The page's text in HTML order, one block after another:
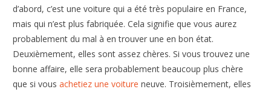
d’abord, c’est une voiture qui a été très populaire en France,
mais qui n’est plus fabriquée. Cela signifie que vous aurez
probablement du mal à en trouver une en bon état.
Deuxièmement, elles sont assez chères. Si vous trouvez une
bonne affaire, elle sera probablement beaucoup plus chère
que si vousachetiez une voiture neuve. Troisièmement, elles